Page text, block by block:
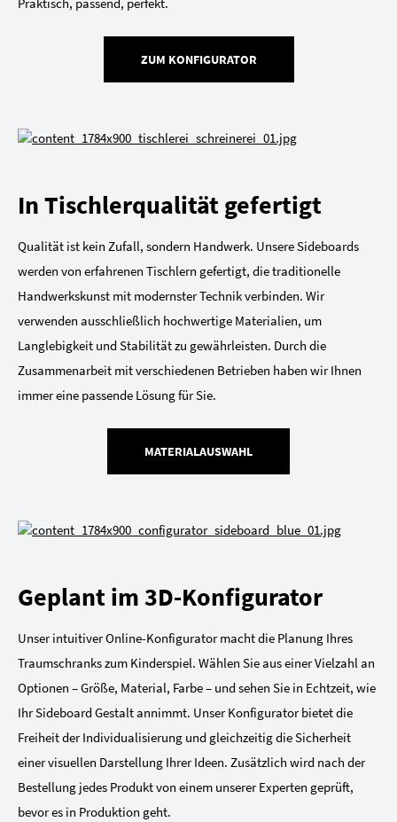
Praktisch, passend, perfekt.
ZUM KONFIGURATOR
In Tischlerqualität gefertigt
Qualität ist kein Zufall, sondern Handwerk. Unsere Sideboards
werden von erfahrenen Tischlern gefertigt, die traditionelle
Handwerkskunst mit modernster Technik verbinden. Wir
verwenden ausschließlich hochwertige Materialien, um
Langlebigkeit und Stabilität zu gewährleisten. Durch die
Zusammenarbeit mit verschiedenen Betrieben haben wir Ihnen
immer eine passende Lösung für Sie.
MATERIALAUSWAHL
Geplant im 3D-Konfigurator
Unser intuitiver Online-Konfigurator macht die Planung Ihres
Traumschranks zum Kinderspiel. Wählen Sie aus einer Vielzahl an
Optionen – Größe, Material, Farbe – und sehen Sie in Echtzeit, wie
Ihr Sideboard Gestalt annimmt. Unser Konfigurator bietet die
Freiheit der Individualisierung und gleichzeitig die Sicherheit
einer visuellen Darstellung Ihrer Ideen. Zusätzlich wird nach der
Bestellung jedes Produkt von einem unserer Experten geprüft,
bevor es in Produktion geht.